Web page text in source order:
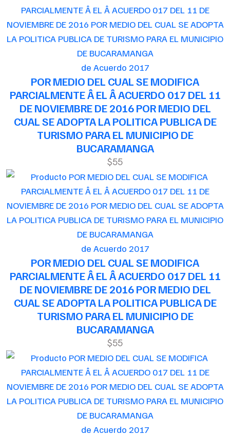
de Acuerdo 2017
POR MEDIO DEL CUAL SE MODIFICA
PARCIALMENTE Â EL Â ACUERDO 017 DEL 11
DE NOVIEMBRE DE 2016 POR MEDIO DEL
CUAL SE ADOPTA LA POLITICA PUBLICA DE
TURISMO PARA EL MUNICIPIO DE
BUCARAMANGA
$55
de Acuerdo 2017
POR MEDIO DEL CUAL SE MODIFICA
PARCIALMENTE Â EL Â ACUERDO 017 DEL 11
DE NOVIEMBRE DE 2016 POR MEDIO DEL
CUAL SE ADOPTA LA POLITICA PUBLICA DE
TURISMO PARA EL MUNICIPIO DE
BUCARAMANGA
$55
de Acuerdo 2017